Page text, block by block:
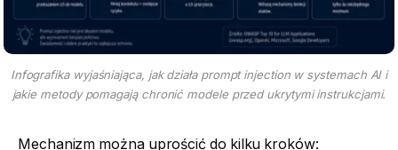
Infografika wyjaśniająca, jak działa prompt injection w systemach AI i
jakie metody pomagają chronić modele przed ukrytymi instrukcjami.
Mechanizm można uprościć do kilku kroków: